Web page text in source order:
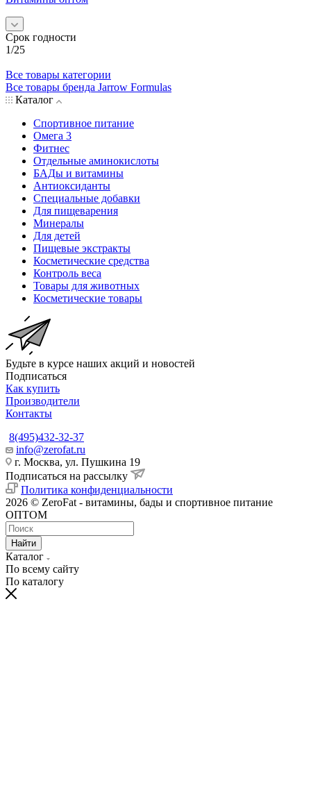
Срок годности
1/25
Все товары категории
Все товары бренда Jarrow Formulas
Каталог
Спортивное питание
Омега 3
Фитнес
Отдельные аминокислоты
БАДы и витамины
Антиоксиданты
Специальные добавки
Для пищеварения
Минералы
Для детей
Пищевые экстракты
Косметические средства
Контроль веса
Товары для животных
Косметические товары
Будьте в курсе наших акций и новостей
Подписаться
Как купить
Производители
Контакты
8(495)432-32-37
info@zerofat.ru
г. Москва, ул. Пушкина 19
Подписаться на рассылку
Политика конфиденциальности
2026 © ZeroFat - витамины, бады и спортивное питание
ОПТОМ
Найти
Каталог
По всему сайту
По каталогу